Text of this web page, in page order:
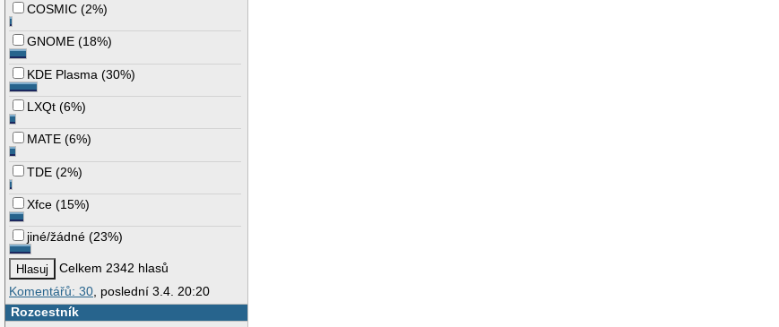
COSMIC (2%)
GNOME (18%)
KDE Plasma (30%)
LXQt (6%)
MATE (6%)
TDE (2%)
Xfce (15%)
jiné/žádné (23%)
Celkem 2342 hlasů
Komentářů: 30 , poslední 3.4. 20:20
Rozcestník